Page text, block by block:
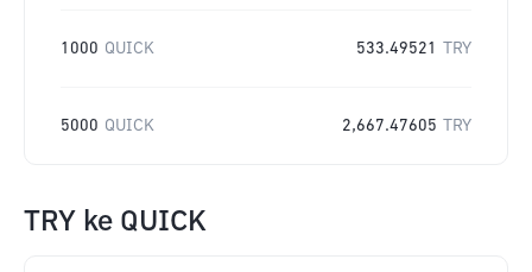
1000 QUICK 533.49521 TRY
5000 QUICK 2,667.47605 TRY
TRY ke QUICK